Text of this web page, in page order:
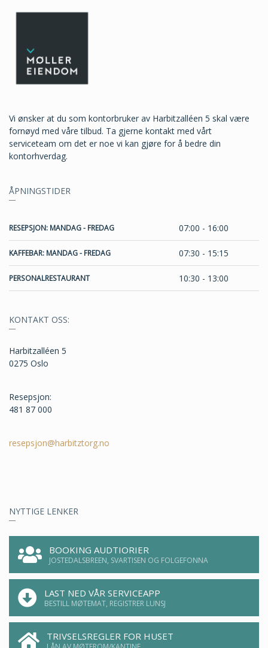
Vi ønsker at du som kontorbruker av Harbitzalléen 5 skal være
fornøyd med våre tilbud. Ta gjerne kontakt med vårt
serviceteam om det er noe vi kan gjøre for å bedre din
kontorhverdag.
ÅPNINGSTIDER
RESEPSJON: MANDAG - FREDAG 07:00 - 16:00
KAFFEBAR: MANDAG - FREDAG 07:30 - 15:15
PERSONALRESTAURANT 10:30 - 13:00
KONTAKT OSS:
Harbitzalléen 5
0275 Oslo
Resepsjon:
481 87 000
resepsjon@harbitztorg.no
NYTTIGE LENKER
BOOKING AUDTIORIER
JOSTEDALSBREEN, SVARTISEN OG FOLGEFONNA
LAST NED VÅR SERVICEAPP
BESTILL MØTEMAT, REGISTRER LUNSJ
TRIVSELSREGLER FOR HUSET